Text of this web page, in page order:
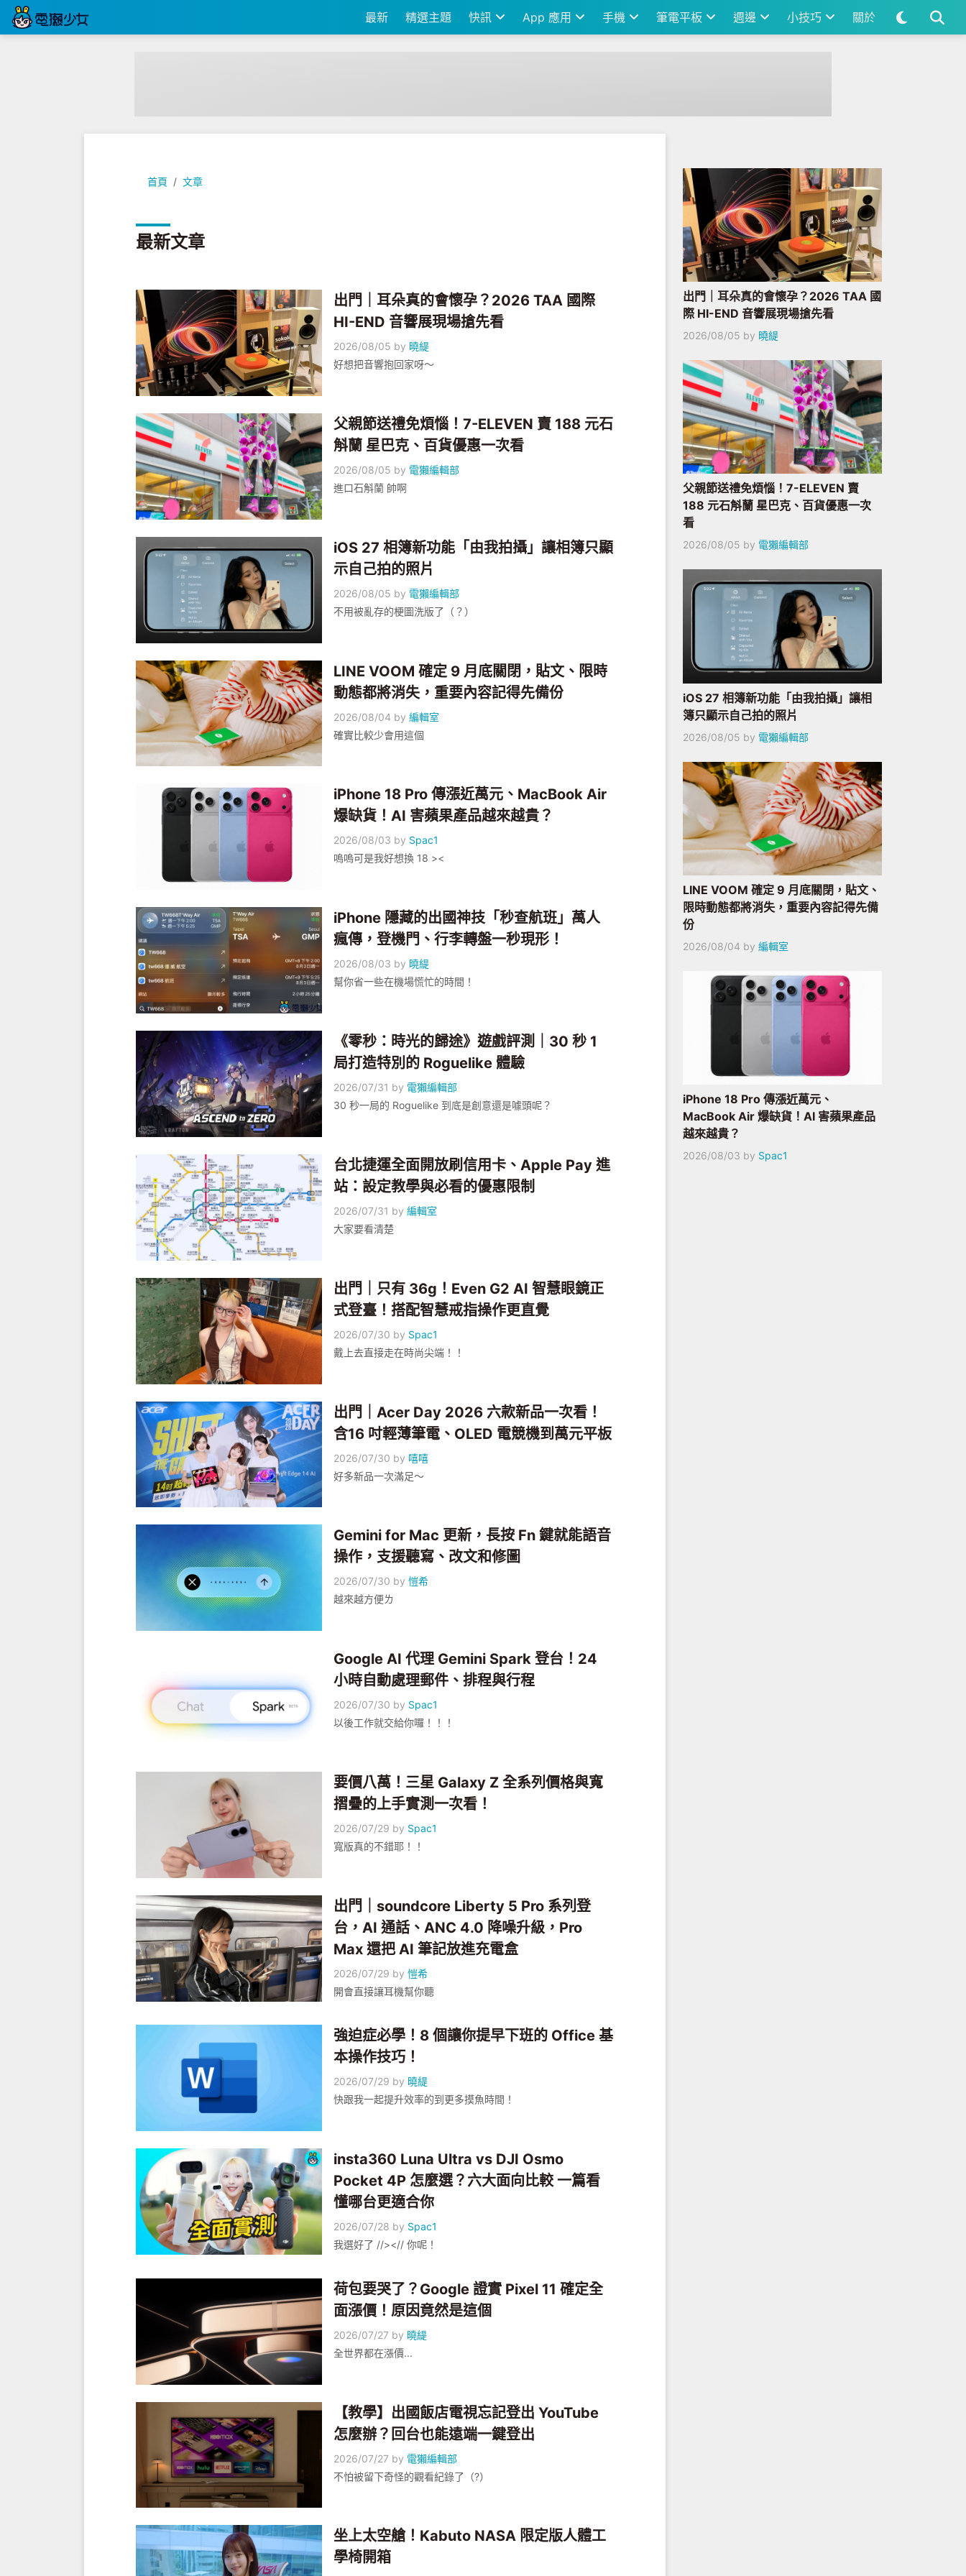
最新 精選主題 快訊 App 應用 手機 筆電平板 週邊 小技巧 關於
首頁 文章
最新文章
出門｜耳朵真的會懷孕？2026 TAA 國際
HI-END 音響展現場搶先看
2026/08/05 by 曉緹
好想把音響抱回家呀～
父親節送禮免煩惱！7-ELEVEN 賣 188 元石
斛蘭 星巴克、百貨優惠一次看
2026/08/05 by 電獺編輯部
進口石斛蘭 帥啊
iOS 27 相簿新功能「由我拍攝」讓相簿只顯
示自己拍的照片
2026/08/05 by 電獺編輯部
不用被亂存的梗圖洗版了（？）
LINE VOOM 確定 9 月底關閉，貼文、限時
動態都將消失，重要內容記得先備份
2026/08/04 by編輯室
確實比較少會用這個
iPhone 18 Pro 傳漲近萬元、MacBook Air
爆缺貨！AI 害蘋果產品越來越貴？
2026/08/03 by Spac1
嗚嗚可是我好想換 18 ><
iPhone 隱藏的出國神技「秒查航班」萬人
瘋傳，登機門、行李轉盤一秒現形！
2026/08/03 by 曉緹
幫你省一些在機場慌忙的時間！
《零秒：時光的歸途》遊戲評測｜30 秒 1
局打造特別的 Roguelike 體驗
2026/07/31 by 電獺編輯部
30 秒一局的 Roguelike 到底是創意還是噱頭呢？
台北捷運全面開放刷信用卡、Apple Pay 進
站：設定教學與必看的優惠限制
2026/07/31 by編輯室
大家要看清楚
出門｜只有 36g！Even G2 AI 智慧眼鏡正
式登臺！搭配智慧戒指操作更直覺
2026/07/30 by Spac1
戴上去直接走在時尚尖端！！
出門｜Acer Day 2026 六款新品一次看！
含16 吋輕薄筆電、OLED 電競機到萬元平板
2026/07/30 by 嘻嘻
好多新品一次滿足～
Gemini for Mac 更新，長按 Fn 鍵就能語音
操作，支援聽寫、改文和修圖
2026/07/30 by愷希
越來越方便ㄌ
Google AI 代理 Gemini Spark 登台！24
小時自動處理郵件、排程與行程
2026/07/30 by Spac1
以後工作就交給你囉！！！
要價八萬！三星 Galaxy Z 全系列價格與寬
摺疊的上手實測一次看！
2026/07/29 by Spac1
寬版真的不錯耶！！
出門｜soundcore Liberty 5 Pro 系列登
台，AI 通話、ANC 4.0 降噪升級，Pro
Max 還把 AI 筆記放進充電盒
2026/07/29 by愷希
開會直接讓耳機幫你聽
強迫症必學！8 個讓你提早下班的 Office 基
本操作技巧！
2026/07/29 by 曉緹
快跟我一起提升效率的到更多摸魚時間！
insta360 Luna Ultra vs DJI Osmo
Pocket 4P 怎麼選？六大面向比較 一篇看
懂哪台更適合你
2026/07/28 by Spac1
我選好了 //><// 你呢！
荷包要哭了？Google 證實 Pixel 11 確定全
面漲價！原因竟然是這個
2026/07/27 by 曉緹
全世界都在漲價...
【教學】出國飯店電視忘記登出 YouTube
怎麼辦？回台也能遠端一鍵登出
2026/07/27 by 電獺編輯部
不怕被留下奇怪的觀看紀錄了（?）
坐上太空艙！Kabuto NASA 限定版人體工
學椅開箱
出門｜耳朵真的會懷孕？2026 TAA 國
際 HI-END 音響展現場搶先看
2026/08/05 by 曉緹
父親節送禮免煩惱！7-ELEVEN 賣
188 元石斛蘭 星巴克、百貨優惠一次
看
2026/08/05 by 電獺編輯部
iOS 27 相簿新功能「由我拍攝」讓相
簿只顯示自己拍的照片
2026/08/05 by 電獺編輯部
LINE VOOM 確定 9 月底關閉，貼文、
限時動態都將消失，重要內容記得先備
份
2026/08/04 by 編輯室
iPhone 18 Pro 傳漲近萬元、
MacBook Air 爆缺貨！AI 害蘋果產品
越來越貴？
2026/08/03 by Spac1